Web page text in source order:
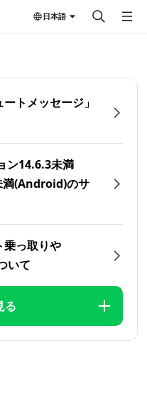
日本語
トメッセージ」
ン14.6.3未満
満(Android)のサ
乗っ取りや
いて
る